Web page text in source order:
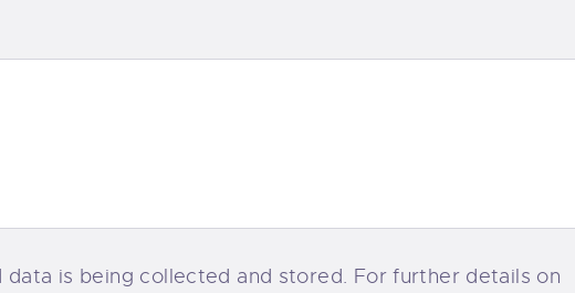
is being collected and stored. For further details on